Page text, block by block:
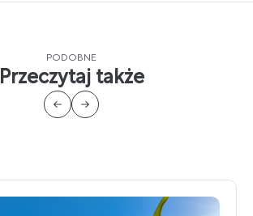
PODOBNE
Przeczytaj także